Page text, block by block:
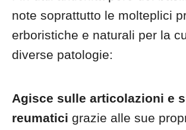
note soprattutto le molteplici
erboristiche e naturali per la
diverse patologie:
Agisce sulle articolazioni e
reumatici grazie alle sue